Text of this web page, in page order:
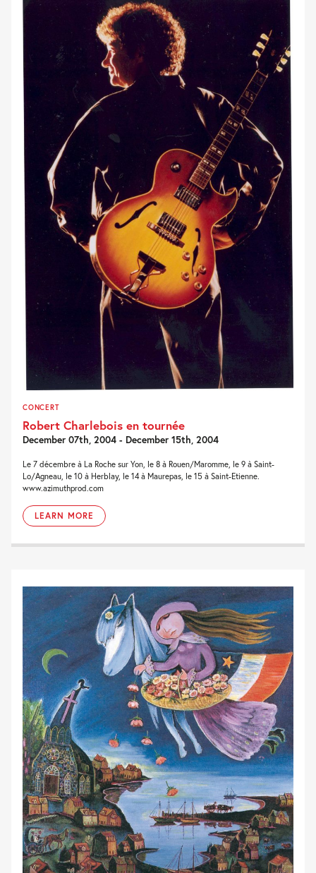
CONCERT
Robert Charlebois en tournée
December 07th, 2004 - December 15th, 2004
Le 7 décembre à La Roche sur Yon, le 8 à Rouen/Maromme, le 9 à Saint-
Lo/Agneau, le 10 à Herblay, le 14 à Maurepas, le 15 à Saint-Etienne.
www.azimuthprod.com
LEARN MORE